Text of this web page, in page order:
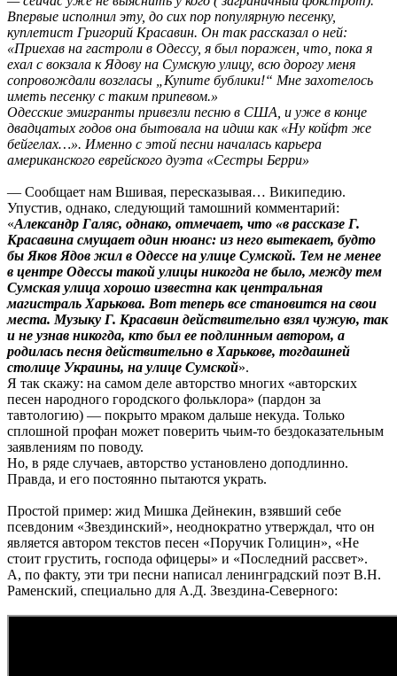
Впервые исполнил эту, до сих пор популярную песенку,
куплетист Григорий Красавин. Он так рассказал о ней:
«Приехав на гастроли в Одессу, я был поражен, что, пока я
ехал с вокзала к Ядову на Сумскую улицу, всю дорогу меня
сопровождали возгласы „Купите бублики!“ Мне захотелось
иметь песенку с таким припевом.»
Одесские эмигранты привезли песню в США, и уже в конце
двадцатых годов она бытовала на идиш как «Ну койфт же
бейгелах…». Именно с этой песни началась карьера
американского еврейского дуэта «Сестры Берри»
— Сообщает нам Вшивая, пересказывая… Википедию.
Упустив, однако, следующий тамошний комментарий:
«Александр Галяс, однако, отмечает, что «в рассказе Г.
Красавина смущает один нюанс: из него вытекает, будто
бы Яков Ядов жил в Одессе на улице Сумской. Тем не менее
в центре Одессы такой улицы никогда не было, между тем
Сумская улица хорошо известна как центральная
магистраль Харькова. Вот теперь все становится на свои
места. Музыку Г. Красавин действительно взял чужую, так
и не узнав никогда, кто был ее подлинным автором, а
родилась песня действительно в Харькове, тогдашней
столице Украины, на улице Сумской».
Я так скажу: на самом деле авторство многих «авторских
песен народного городского фольклора» (пардон за
тавтологию) — покрыто мраком дальше некуда. Только
сплошной профан может поверить чьим-то бездоказательным
заявлениям по поводу.
Но, в ряде случаев, авторство установлено доподлинно.
Правда, и его постоянно пытаются украть.
Простой пример: жид Мишка Дейнекин, взявший себе
псевдоним «Звездинский», неоднократно утверждал, что он
является автором текстов песен «Поручик Голицин», «Не
стоит грустить, господа офицеры» и «Последний рассвет».
А, по факту, эти три песни написал ленинградский поэт В.Н.
Раменский, специально для А.Д. Звездина-Северного: